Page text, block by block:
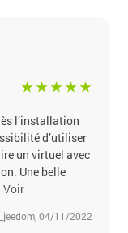
l’installation
d’utiliser
un virtuel avec
Une belle
Voir
04/11/2022